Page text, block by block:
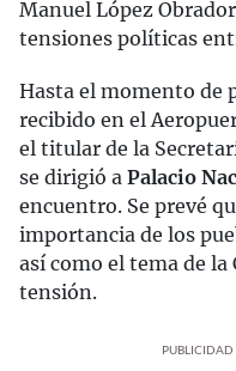
Manuel López
tensiones políticas
Hasta el momento de
recibido en el
el titular de la
se dirigió a Palacio
encuentro. Se prevé
importancia de los
así como el tema de
tensión.
PUBLICIDAD